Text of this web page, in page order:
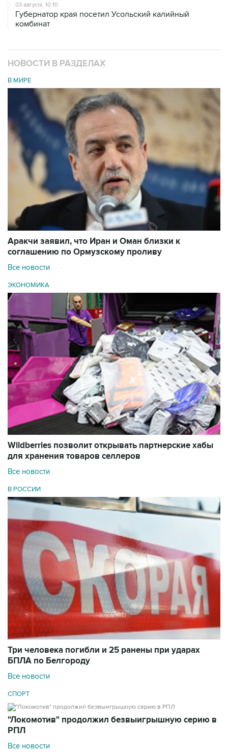
03 августа, 10:10
Губернатор края посетил Усольский калийный
комбинат
НОВОСТИ В РАЗДЕЛАХ
В МИРЕ
Аракчи заявил, что Иран и Оман близки к
соглашению по Ормузскому проливу
Все новости
ЭКОНОМИКА
Wildberries позволит открывать партнерские хабы
для хранения товаров селлеров
Все новости
В РОССИИ
Три человека погибли и 25 ранены при ударах
БПЛА по Белгороду
Все новости
СПОРТ
"Локомотив" продолжил безвыигрышную серию в
РПЛ
Все новости